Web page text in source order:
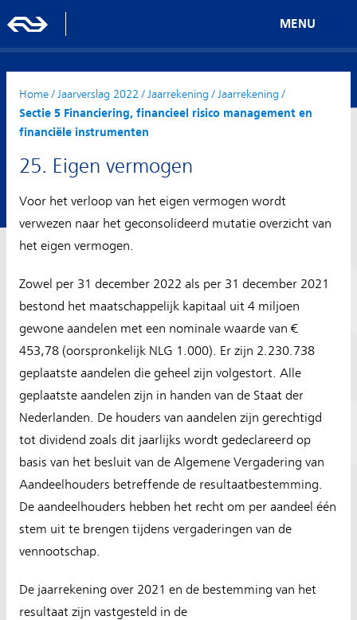
MENU
Home/ Jaarverslag 2022 / Jaarrekening / Jaarrekening /
Sectie 5 Financiering, financieel risico management en
financiële instrumenten
25. Eigen vermogen
Voor het verloop van het eigen vermogen wordt
verwezen naar het geconsolideerd mutatie overzicht van
het eigen vermogen.
Zowel per 31 december 2022 als per 31 december 2021
bestond het maatschappelijk kapitaal uit 4 miljoen
gewone aandelen met een nominale waarde van €
453,78 (oorspronkelijk NLG 1.000). Er zijn 2.230.738
geplaatste aandelen die geheel zijn volgestort. Alle
geplaatste aandelen zijn in handen van de Staat der
Nederlanden. De houders van aandelen zijn gerechtigd
tot dividend zoals dit jaarlijks wordt gedeclareerd op
basis van het besluit van de Algemene Vergadering van
Aandeelhouders betreffende de resultaatbestemming.
De aandeelhouders hebben het recht om per aandeel één
stem uit te brengen tijdens vergaderingen van de
vennootschap.
De jaarrekening over 2021 en de bestemming van het
resultaat zijn vastgesteld in de